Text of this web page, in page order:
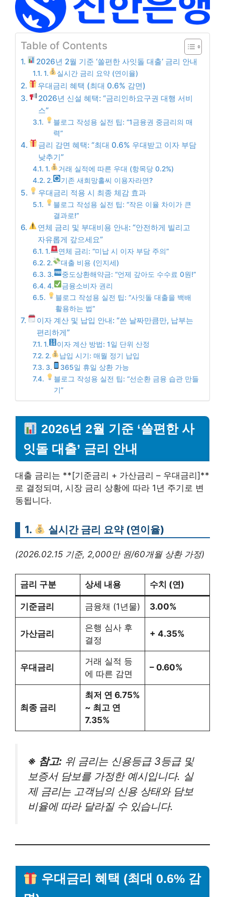
Table of Contents
2026년 2월 기준 ‘쏠편한 사잇돌 대출’ 금리 안내
1. 실시간 금리 요약 (연이율)
우대금리 혜택 (최대 0.6% 감면)
2026년 신설 혜택: “금리인하요구권 대행 서비
스”
블로그 작성용 실전 팁: “1금융권 중금리의 매
력”
금리 감면 혜택: “최대 0.6% 우대받고 이자 부담
낮추기”
1.
거래 실적에 따른 우대 (항목당 0.2%)
2.
기존 새희망홀씨 이용자라면?
우대금리 적용 시 최종 체감 효과
블로그 작성용 실전 팁: “작은 이율 차이가 큰
결과로!”
연체 금리 및 부대비용 안내: “안전하게 빌리고
자유롭게 갚으세요”
1.
연체 금리: “미납 시 이자 부담 주의”
2.
대출 비용 (인지세)
3.
중도상환해약금: “언제 갚아도 수수료 0원!”
4.
금융소비자 권리
블로그 작성용 실전 팁: “사잇돌 대출을 백배
활용하는 법”
이자 계산 및 납입 안내: “쓴 날짜만큼만, 납부는
편리하게”
1.
이자 계산 방법: 1일 단위 산정
2.
납입 시기: 매월 정기 납입
3.
365일 휴일 상환 가능
블로그 작성용 실전 팁: “선순환 금융 습관 만들
기”
2026년 2월 기준 ‘쏠편한 사
잇돌 대출’ 금리 안내
대출 금리는 **[기준금리 + 가산금리 – 우대금리]**
로 결정되며, 시장 금리 상황에 따라 1년 주기로 변
동됩니다.
1. 실시간 금리 요약 (연이율)
(2026.02.15 기준, 2,000만 원/60개월 상환 가정)
금리 구분 상세 내용 수치 (연)
기준금리 금융채 (1년물) 3.00%
가산금리
은행 심사 후
결정
+ 4.35%
우대금리
거래 실적 등
에 따른 감면
– 0.60%
최종 금리
최저 연 6.75%
~ 최고 연
7.35%
※ 참고: 위 금리는 신용등급 3등급 및
보증서 담보를 가정한 예시입니다. 실
제 금리는 고객님의 신용 상태와 담보
비율에 따라 달라질 수 있습니다.
우대금리 혜택 (최대 0.6% 감